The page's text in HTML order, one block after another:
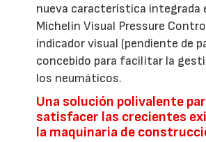
nueva característica integrada
Michelin Visual Pressure
indicador visual (pendiente de
concebido para facilitar la
los neumáticos.
Una solución polivalente
satisfacer las crecientes
la maquinaria de